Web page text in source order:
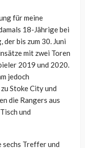
für meine
18-Jährige bei
bis zum 30. Juni
mit zwei Toren
2019 und 2020.
jedoch
Stoke City und
die Rangers aus
und
Treffer und